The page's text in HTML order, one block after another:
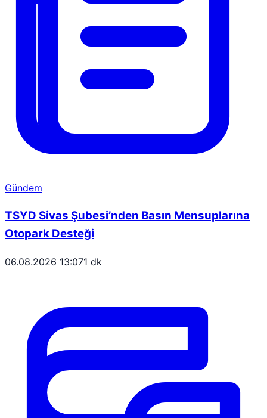
Gündem
TSYD Sivas Şubesi’nden Basın Mensuplarına
Otopark Desteği
06.08.2026 13:071 dk